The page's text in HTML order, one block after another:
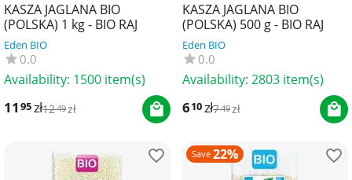
KASZA JAGLANA BIO
(POLSKA) 1 kg - BIO RAJ
Eden BIO
0.0
Availability: 1500 item(s)
11 95zł1249zł
KASZA JAGLANA BIO
(POLSKA) 500 g - BIO RAJ
Eden BIO
0.0
Availability: 2803 item(s)
610zł749zł
Save 22%